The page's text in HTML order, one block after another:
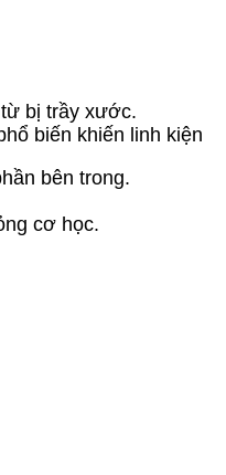
bị trầy xước.
biến khiến linh kiện
bên trong.
cơ học.